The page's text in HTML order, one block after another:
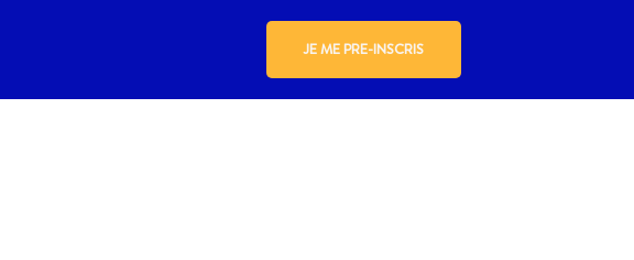
JE ME PRE-INSCRIS